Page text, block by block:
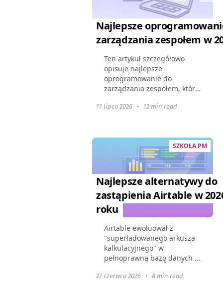
Najlepsze
zarządzania zespołem w
Ten artykuł szczegółowo
opisuje najlepsze
oprogramowanie do
zarządzania zespołem, które
roku. Pokazuje, jak te
współpracę i usprawnić...
11 lipca 2026 • 12 min read
SZKOŁA PM
Najlepsze alternatywy do
zastąpienia Airtable w
roku
Airtable ewoluował z
"superładowanego arkusza
kalkulacyjnego" w
pełnoprawną bazę danych w
zestaw funkcji podniósł ceny.
27 czerwca 2026 • 8 min read